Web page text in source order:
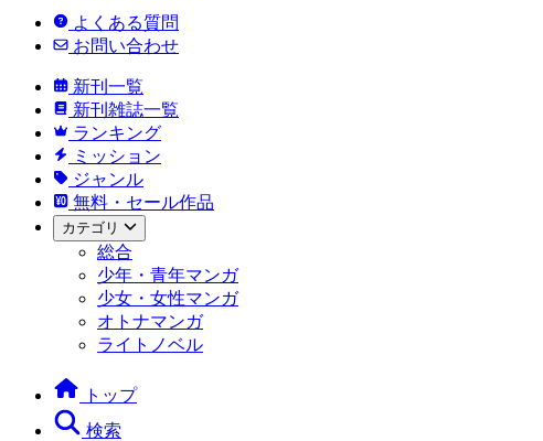
よくある質問
お問い合わせ
新刊一覧
新刊雑誌一覧
ランキング
ミッション
ジャンル
無料・セール作品
カテゴリ
総合
少年・青年マンガ
少女・女性マンガ
オトナマンガ
ライトノベル
トップ
検索